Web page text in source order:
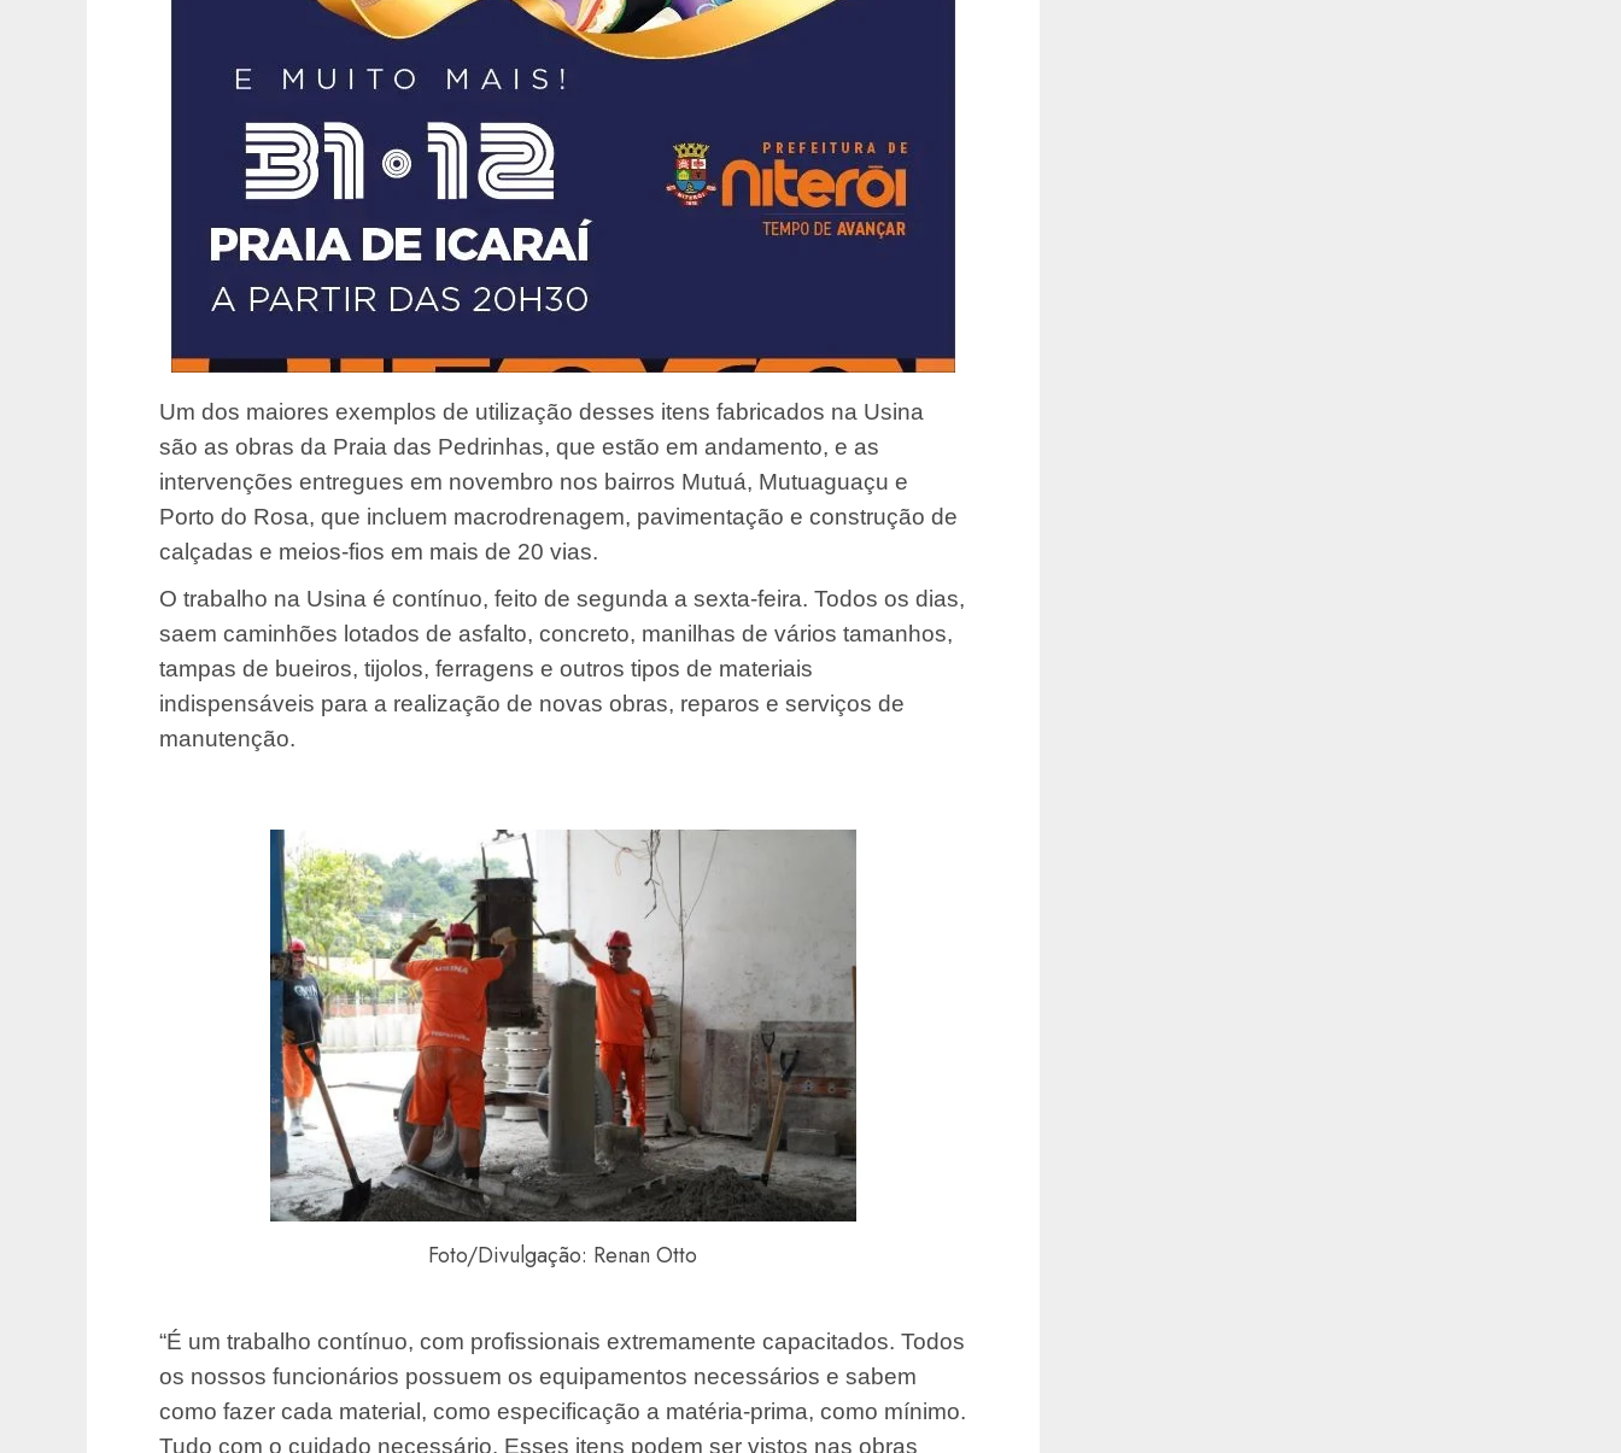
Um dos maiores exemplos de utilização desses itens fabricados na Usina
são as obras da Praia das Pedrinhas, que estão em andamento, e as
intervenções entregues em novembro nos bairros Mutuá, Mutuaguaçu e
Porto do Rosa, que incluem macrodrenagem, pavimentação e construção de
calçadas e meios-fios em mais de 20 vias.
O trabalho na Usina é contínuo, feito de segunda a sexta-feira. Todos os dias,
saem caminhões lotados de asfalto, concreto, manilhas de vários tamanhos,
tampas de bueiros, tijolos, ferragens e outros tipos de materiais
indispensáveis ​​para a realização de novas obras, reparos e serviços de
manutenção.
Foto/Divulgação: Renan Otto
“É um trabalho contínuo, com profissionais extremamente capacitados. Todos
os nossos funcionários possuem os equipamentos necessários e sabem
como fazer cada material, como especificação a matéria-prima, como mínimo.
Tudo com o cuidado necessário. Esses itens podem ser vistos nas obras